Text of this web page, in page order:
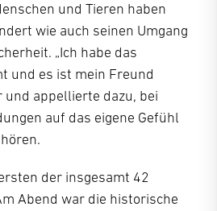
und Tieren haben
wie auch seinen Umgang
„Ich habe das
und es ist mein Freund
und appellierte dazu, bei
auf das eigene Gefühl
der insgesamt 42
Abend war die historische